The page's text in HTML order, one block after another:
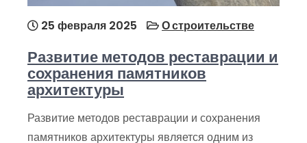
25 февраля 2025 О строительстве
Развитие методов реставрации и
сохранения памятников
архитектуры
Развитие методов реставрации и сохранения
памятников архитектуры является одним из